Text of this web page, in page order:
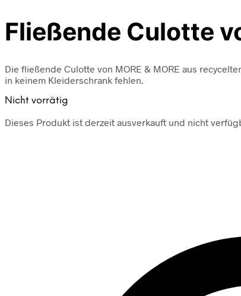
Fließende Culotte
Die fließende Culotte von MORE & MORE aus
in keinem Kleiderschrank fehlen.
Nicht vorrätig
Dieses Produkt ist derzeit ausverkauft und nicht